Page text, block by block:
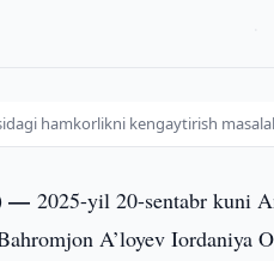
hamkorlikni kengaytirish
—2025-yil 20-sentabr kuni
A’loyev